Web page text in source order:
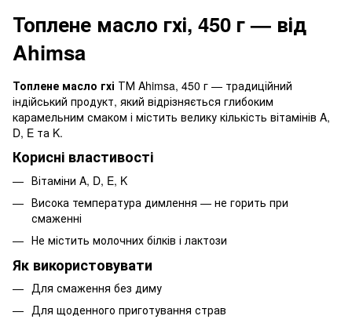
Топлене масло гхі, 450 г — від
Ahimsa
Топлене масло гхі ТМ Ahimsa, 450 г — традиційний
індійський продукт, який відрізняється глибоким
карамельним смаком і містить велику кількість вітамінів A,
D, E та K.
Корисні властивості
Вітаміни A, D, E, K
Висока температура димлення — не горить при
смаженні
Не містить молочних білків і лактози
Як використовувати
Для смаження без диму
Для щоденного приготування страв